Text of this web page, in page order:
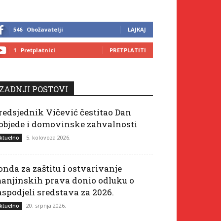
546 Obožavatelji LAJKAJ
1 Pretplatnici PRETPLATITI
ZADNJI POSTOVI
Vičević čestitao Dan
i domovinske zahvalnosti
5. kolovoza 2026.
za zaštitu i ostvarivanje
prava donio odluku o
sredstava za 2026.
20. srpnja 2026.